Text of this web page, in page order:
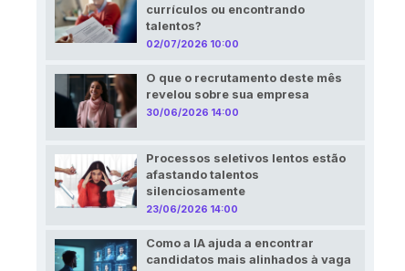
currículos ou encontrando
talentos?
02/07/2026 10:00
O que o recrutamento deste mês
revelou sobre sua empresa
30/06/2026 14:00
Processos seletivos lentos estão
afastando talentos
silenciosamente
23/06/2026 14:00
Como a IA ajuda a encontrar
candidatos mais alinhados à vaga